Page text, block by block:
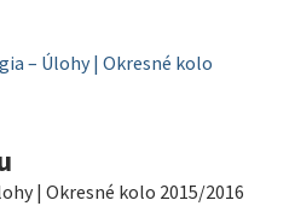
– Úlohy | Okresné kolo
| Okresné kolo 2015/2016